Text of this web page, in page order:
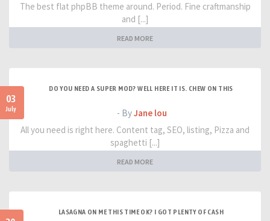
The best flat phpBB theme around. Period. Fine craftmanship
and [...]
READ MORE
03
July
DO YOU NEED A SUPER MOD? WELL HERE IT IS. CHEW ON THIS
- ByJane lou
All you need is right here. Content tag, SEO, listing, Pizza and
spaghetti [...]
READ MORE
LASAGNA ON ME THIS TIME OK? I GOT PLENTY OF CASH